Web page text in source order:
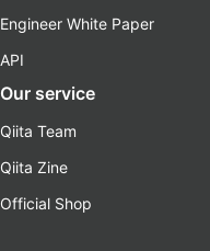
Engineer White Paper
API
Our service
Qiita Team
Qiita Zine
Official Shop